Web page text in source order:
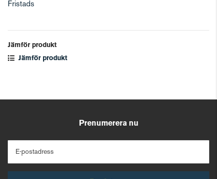
Fristads
Jämför produkt
Jämför produkt
Prenumerera nu
E-postadress